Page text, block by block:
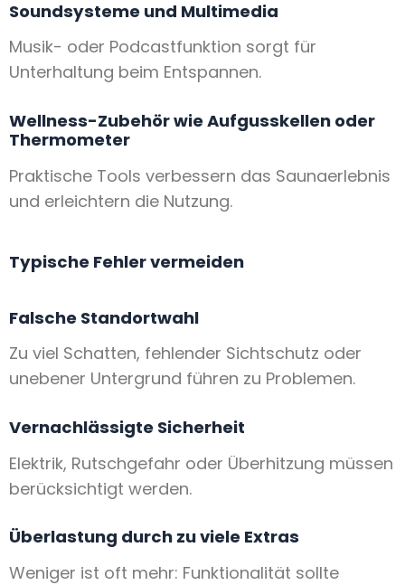
Soundsysteme und Multimedia
Musik- oder Podcastfunktion sorgt für
Unterhaltung beim Entspannen.
Wellness-Zubehör wie Aufgusskellen oder
Thermometer
Praktische Tools verbessern das Saunaerlebnis
und erleichtern die Nutzung.
Typische Fehler vermeiden
Falsche Standortwahl
Zu viel Schatten, fehlender Sichtschutz oder
unebener Untergrund führen zu Problemen.
Vernachlässigte Sicherheit
Elektrik, Rutschgefahr oder Überhitzung müssen
berücksichtigt werden.
Überlastung durch zu viele Extras
Weniger ist oft mehr: Funktionalität sollte